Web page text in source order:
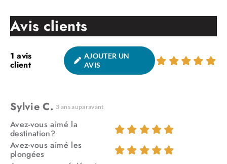
Avis clients
1 avis
client
AJOUTER UN
AVIS
Sylvie C. 3 ans auparavant
Avez-vous aimé la
destination?
Avez-vous aimé les
plongées